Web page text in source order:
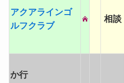
アクアラインゴ
ルフクラブ
相談
か行